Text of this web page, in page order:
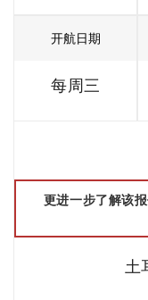
开航日期
每周三
更进一步了解该
土